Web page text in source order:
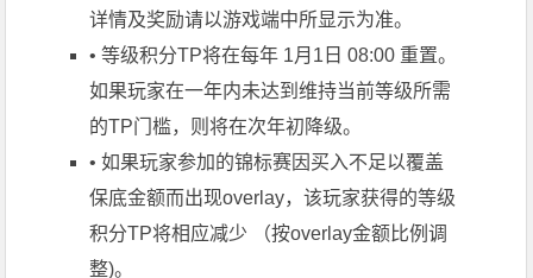
详情及奖励请以游戏端中所显示为准。
• 等级积分TP将在每年 1月1日 08:00 重置。
如果玩家在一年内未达到维持当前等级所需
的TP门槛，则将在次年初降级。
• 如果玩家参加的锦标赛因买入不足以覆盖
保底金额而出现overlay，该玩家获得的等级
积分TP将相应减少 （按overlay金额比例调
整)。